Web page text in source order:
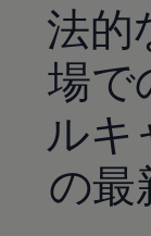
法的
場で
ルキ
の最